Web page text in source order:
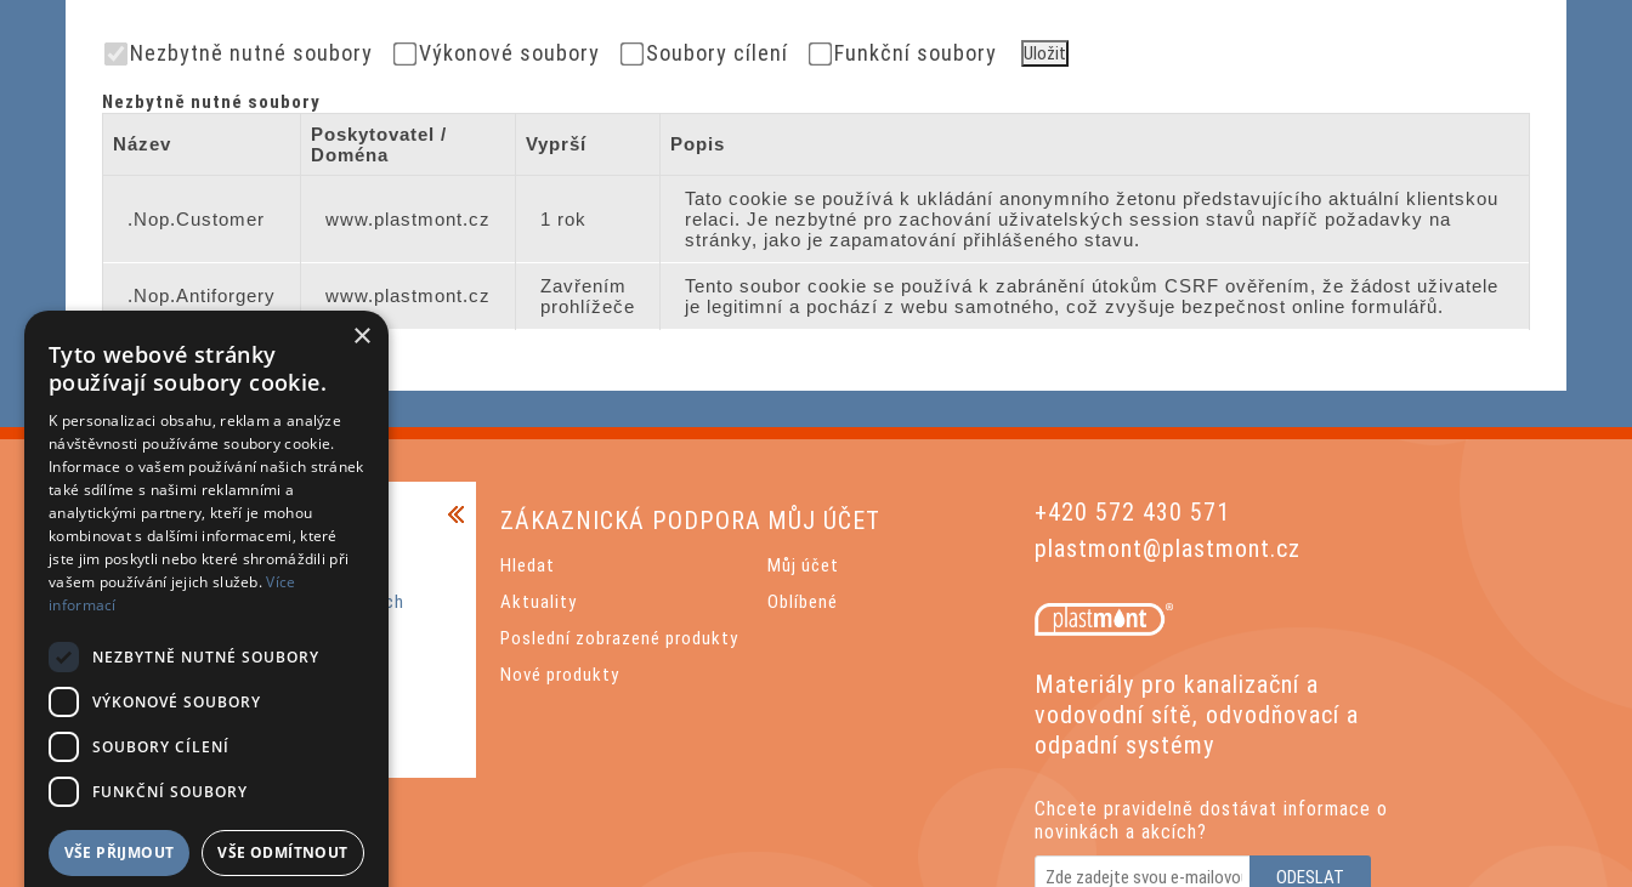
Nezbytně nutné soubory Výkonové soubory Soubory cílení Funkční soubory Uložit
Nezbytně nutné soubory
Název
Poskytovatel /
Doména
Vyprší Popis
.Nop.Customer www.plastmont.cz 1 rok
Tato cookie se používá k ukládání anonymního žetonu představujícího aktuální klientskou
relaci. Je nezbytné pro zachování uživatelských session stavů napříč požadavky na
stránky, jako je zapamatování přihlášeného stavu.
.Nop.Antiforgery www.plastmont.cz
Zavřením
prohlížeče
Tento soubor cookie se používá k zabránění útokům CSRF ověřením, že žádost uživatele
je legitimní a pochází z webu samotného, což zvyšuje bezpečnost online formulářů.
INFORMACE
Mapa webu
Ochrana osobních
O firmě
Kontakt
ZÁKAZNICKÁ PODPORA
Hledat
Aktuality
Poslední zobrazené produkty
Nové produkty
MŮJ ÚČET
Můj účet
Oblíbené
+420 572 430 571
plastmont@plastmont.cz
Materiály pro kanalizační a
vodovodní sítě, odvodňovací a
odpadní systémy
Chcete pravidelně dostávat informace o
novinkách a akcích?
ODESLAT
×
Tyto webové stránky
používají soubory cookie.
K personalizaci obsahu, reklam a analýze
návštěvnosti používáme soubory cookie.
Informace o vašem používání našich stránek
také sdílíme s našimi reklamními a
analytickými partnery, kteří je mohou
kombinovat s dalšími informacemi, které
jste jim poskytli nebo které shromáždili při
vašem používání jejich služeb.Více
informací
NEZBYTNĚ NUTNÉ SOUBORY
VÝKONOVÉ SOUBORY
SOUBORY CÍLENÍ
FUNKČNÍ SOUBORY
VŠE PŘIJMOUT VŠE ODMÍTNOUT